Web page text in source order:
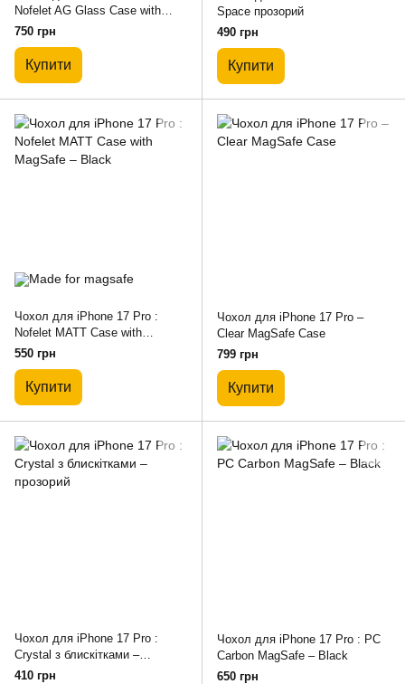
Nofelet AG Glass Case with
MagSafe – Titanium
750 грн
Купити
Space прозорий
490 грн
Купити
Чохол для iPhone 17 Pro :
Nofelet MATT Case with
MagSafe – Black
550 грн
Купити
Чохол для iPhone 17 Pro –
Сlear MagSafe Case
799 грн
Купити
Чохол для iPhone 17 Pro :
Crystal з блискітками –
прозорий
410 грн
Чохол для iPhone 17 Pro : PC
Carbon MagSafe – Black
650 грн